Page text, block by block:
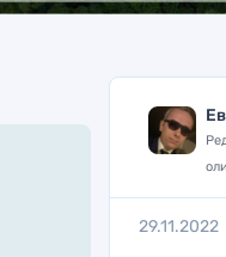
29.11.2022